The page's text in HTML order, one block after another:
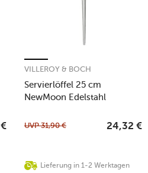
€
Servierlöffel 25 cm
NewMoon Edelstahl
VILLEROY & BOCH
Lieferung in 1-2 Werktagen
UVP31,90 € 24,32 €